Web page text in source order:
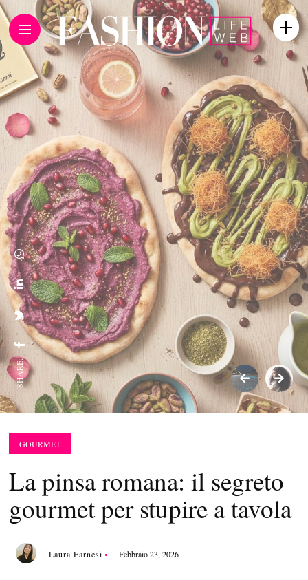
SHARE:
GOURMET
La pinsa romana: il segreto
gourmet per stupire a tavola
Laura Farnesi Febbraio 23, 2026